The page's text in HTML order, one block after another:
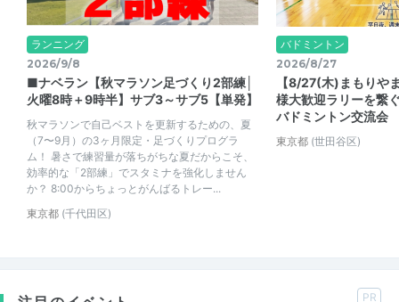
ランニング
2026/9/8
■ナベラン【秋マラソン足づくり2部練│
火曜8時＋9時半】サブ3～サブ5【単発】
秋マラソンで自己ベストを更新するための、夏
（7〜9月）の3ヶ月限定・足づくりプログラ
ム！ 暑さで練習量が落ちがちな夏だからこそ、
効率的な「2部練」でスタミナを強化しません
か？ 8:00からちょっとがんばるトレー...
東京都 (千代田区)
バドミントン
2026/8/27
【8/27(木)まもりや
様大歓迎ラリーを繋
バドミントン交流会
東京都 (世田谷区)
PR